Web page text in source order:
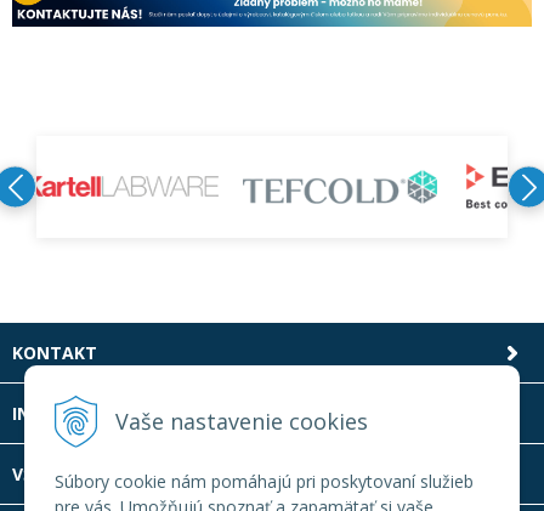
Vaše nastavenie cookies
Súbory cookie nám pomáhajú pri poskytovaní služieb
KONTAKT
INFOLINKA
VŠETKO O NÁKUPE